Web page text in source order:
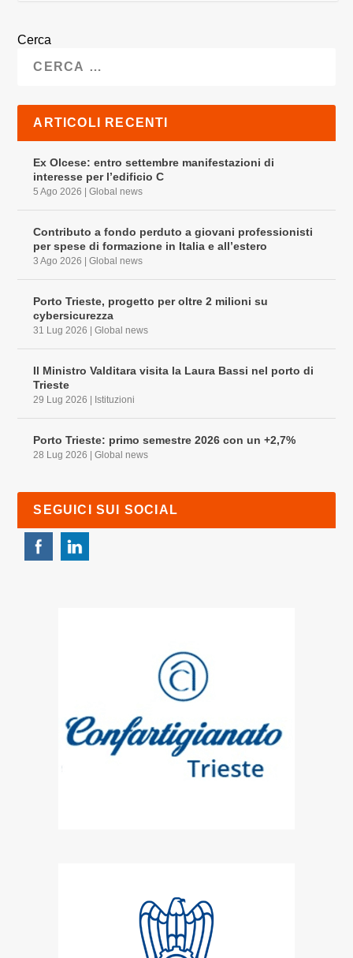
Cerca
ARTICOLI RECENTI
Ex Olcese: entro settembre manifestazioni di
interesse per l’edificio C
5 Ago 2026 |Global news
Contributo a fondo perduto a giovani professionisti
per spese di formazione in Italia e all’estero
3 Ago 2026 |Global news
Porto Trieste, progetto per oltre 2 milioni su
cybersicurezza
31 Lug 2026 |Global news
Il Ministro Valditara visita la Laura Bassi nel porto di
Trieste
29 Lug 2026 Istituzioni
Porto Trieste: primo semestre 2026 con un +2,7%
28 Lug 2026 |Global news
SEGUICI SUI SOCIAL